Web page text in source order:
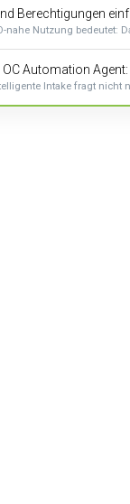
Berechtigungen
nahe Nutzung bedeutet:
Automation
Intake fragt nicht